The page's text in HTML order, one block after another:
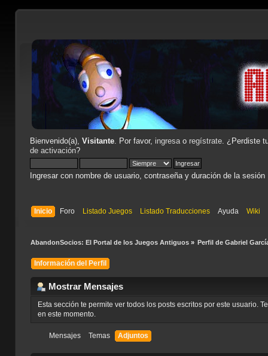
Bienvenido(a), Visitante. Por favor, ingresao regístrate. ¿Perdiste
de activación?
Ingresar con nombre de usuario, contraseña y duración de la sesión
Inicio Foro Listado Juegos Listado Traducciones Ayuda Wiki
AbandonSocios: El Portal de los Juegos Antiguos» Perfil de Gabriel
Información del Perfil
Mostrar Mensajes
Esta sección te permite ver todos los posts escritos por este usuario.
en este momento.
Mensajes Temas Adjuntos